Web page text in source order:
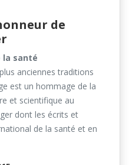
de
la santé
anciennes traditions
est un hommage de la
et scientifique au
dont les écrits et
de la santé et en